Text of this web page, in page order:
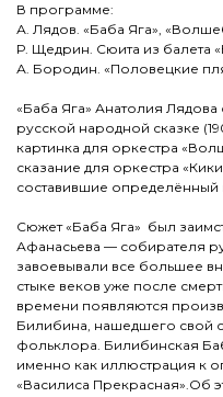
В программе:
А. Лядов. «Баба Яга»,
Р. Щедрин. Сюита из балета
А. Бородин. «Половецкие
«Баба Яга» Анатолия Лядова
русской народной сказке
картинка для оркестра
сказание для оркестра
составившие определённый
Сюжет «Баба Яга» был
Афанасьева — собирателя
завоевывали все большее
стыке веков уже после
времени появляются
Билибина, нашедшего свой
фольклора. Билибинская
именно как иллюстрация к
«Василиса Прекрасная».Об